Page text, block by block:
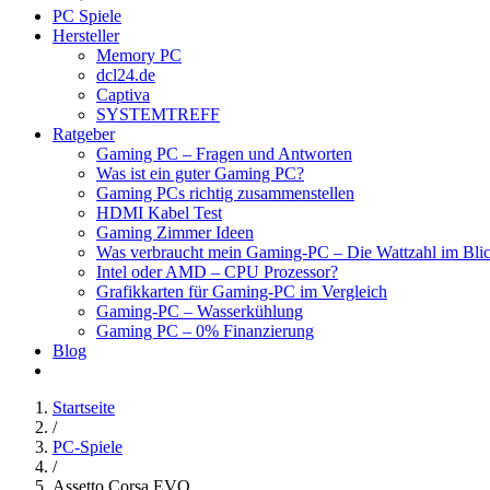
PC Spiele
Hersteller
Memory PC
dcl24.de
Captiva
SYSTEMTREFF
Ratgeber
Gaming PC – Fragen und Antworten
Was ist ein guter Gaming PC?
Gaming PCs richtig zusammenstellen
HDMI Kabel Test
Gaming Zimmer Ideen
Was verbraucht mein Gaming-PC – Die Wattzahl im
Intel oder AMD – CPU Prozessor?
Grafikkarten für Gaming-PC im Vergleich
Gaming-PC – Wasserkühlung
Gaming PC – 0% Finanzierung
Blog
Startseite
/
PC-Spiele
/
Assetto Corsa EVO